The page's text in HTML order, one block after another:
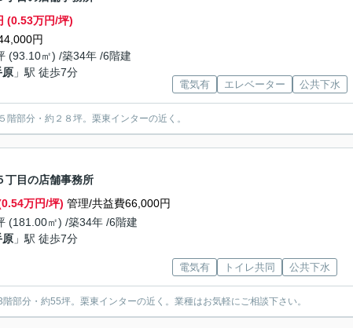
(0.53万円/坪)
円
(93.10㎡) /築34年 /6階建
原 」駅 徒歩7分
電気有 エレベーター 公共下水
部分・約２８坪。栗東インターの近く。
丁目の店舗事務所
万円/坪) 管理/共益費66,000円
(181.00㎡) /築34年 /6階建
原 」駅 徒歩7分
電気有 トイレ共同 公共下水
部分・約55坪。栗東インターの近く。業種はお気軽にご相談下さい。